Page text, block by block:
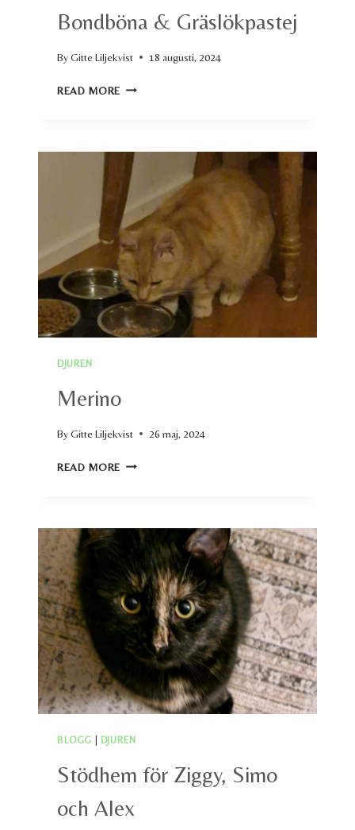
Bondböna & Gräslökpastej
ByGitte Liljekvist 18 augusti, 2024
READ MORE BONDBÖNA
DJUREN
Merino
ByGitte Liljekvist 26 maj, 2024
READ MORE MERINO
BLOGG DJUREN
Stödhem för Ziggy, Simo
och Alex